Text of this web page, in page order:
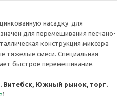
насадку для
для перемешивания песчано-
конструкция миксера
тяжелые смеси. Специальная
быстрое перемешивание.
Витебск, Южный рынок, торг.
)